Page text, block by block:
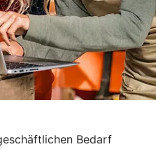
Bedarf